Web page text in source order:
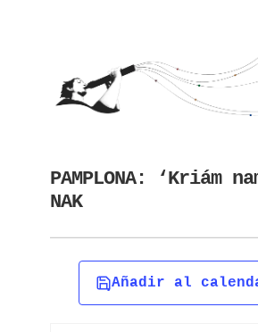
PAMPLONA: ‘Kriám
NAK
Añadir al